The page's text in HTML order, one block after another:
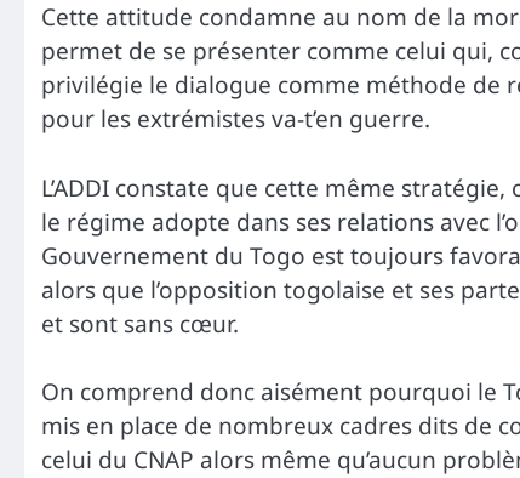
Cette attitude condamne au nom de la
permet de se présenter comme celui qui,
privilégie le dialogue comme méthode de
pour les extrémistes va-t’en guerre.
L’ADDI constate que cette même
le régime adopte dans ses relations avec
Gouvernement du Togo est toujours
alors que l’opposition togolaise et ses
et sont sans cœur.
On comprend donc aisément pourquoi le
mis en place de nombreux cadres dits de
celui du CNAP alors même qu’aucun